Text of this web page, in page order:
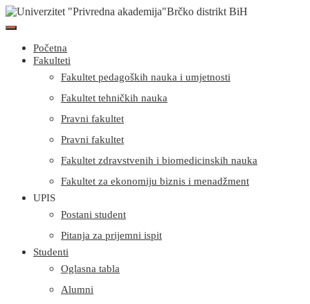
Početna
Fakulteti
Fakultet pedagoških nauka i umjetnosti
Fakultet tehničkih nauka
Pravni fakultet
Pravni fakultet
Fakultet zdravstvenih i biomedicinskih nauka
Fakultet za ekonomiju biznis i menadžment
UPIS
Postani student
Pitanja za prijemni ispit
Studenti
Oglasna tabla
Alumni